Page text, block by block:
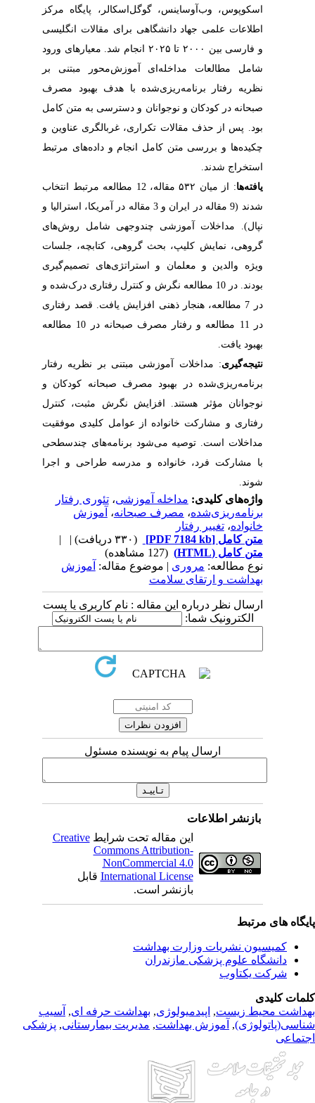
اسکوپوس، وب‌آوساینس، گوگل‌اسکالر، پایگاه مرکز
اطلاعات علمی جهاد دانشگاهی برای مقالات انگلیسی
و فارسی بین ۲۰۰۰ تا ۲۰۲۵ انجام شد. معیارهای ورود
شامل مطالعات مداخله‌ای آموزش‌محور مبتنی بر
نظریه رفتار برنامه‌ریزی‌شده با هدف بهبود مصرف
صبحانه در کودکان و نوجوانان و دسترسی به متن کامل
بود. پس از حذف مقالات تکراری، غربالگری عناوین و
چکیده‌ها و بررسی متن کامل انجام و داده‌های مرتبط
استخراج شدند.
یافته‌ها
: از میان ۵۳۲ مقاله، 12 مطالعه مرتبط انتخاب
شدند (9 مقاله در ایران و 3 مقاله در آمریکا، استرالیا و
نپال). مداخلات آموزشی چندوجهی شامل روش‌های
گروهی، نمایش کلیپ، بحث گروهی، کتابچه، جلسات
ویژه والدین و معلمان و استراتژی‌های تصمیم‌گیری
بودند. در 10 مطالعه نگرش و کنترل رفتاری درک‌شده و
در 7 مطالعه، هنجار ذهنی افزایش یافت. قصد رفتاری
در 11 مطالعه و رفتار مصرف صبحانه در 10 مطالعه
بهبود یافت.
نتیجه‌گیری : مداخلات آموزشی مبتنی بر نظریه رفتار
برنامه‌ریزی‌شده در بهبود مصرف صبحانه کودکان و
نوجوانان مؤثر هستند. افزایش نگرش مثبت، کنترل
رفتاری و مشارکت خانواده از عوامل کلیدی موفقیت
مداخلات است. توصیه می‌شود برنامه‌های چندسطحی
با مشارکت فرد، خانواده و مدرسه طراحی و اجرا
شوند.
واژه‌های کلیدی:مداخله آموزشی،تئوری رفتار
برنامه‌ریزی‌شده،مصرف صبحانه،آموزش
خانواده،تغییر رفتار
متن کامل[PDF 7184 kb]
| |
متن کامل (HTML)
(127 مشاهده)
نوع مطالعه:مروری| موضوع مقاله:آموزش
بهداشت و ارتقای سلامت
ارسال نظر درباره این مقاله : نام کاربری یا پست
الکترونیک شما:
ارسال پیام به نویسنده مسئول
بازنشر اطلاعات
این مقاله تحت شرایطCreative
Commons Attribution-
NonCommercial 4.0
International Licenseقابل
بازنشر است.
های مرتبط
کمیسیون نشریات وزارت بهداشت
دانشگاه علوم پزشکی مازندران
شرکت یکتاوب
کلیدی
محیط زیست,اپیدمیولوژی ,بهداشت حرفه ای ,آسیب
,آموزش بهداشت,مدیریت بیمارستانی, پزشکی